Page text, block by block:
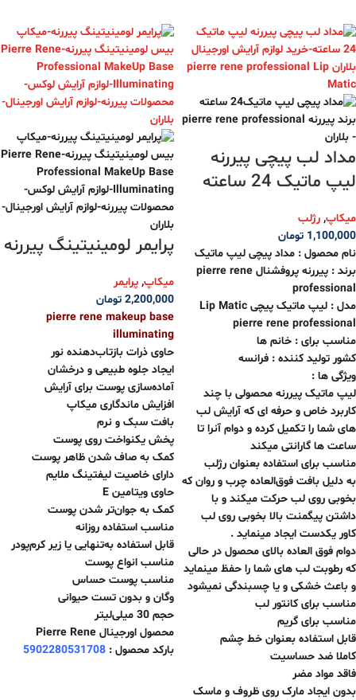
مداد لب پیچی پیررنه
لیپ ماتیک 24 ساعته
میکاپ, رژلب
1,100,000 تومان
نام محصول : مداد پیچی لیپ ماتیک
برند : پیررنه پروفشنال pierre rene
professional
مدل : لیپ ماتیک پیچی Lip Matic
pierre rene professional
مناسب برای : خانم ها
کشور تولید کننده : فرانسه
ویژگی ها :
لیپ ماتیک پیررنه محصولی با چند
کاربرد خاص و حرفه ای که آرایش لب
های شما را تکمیل کرده و دوام آنرا تا
ساعت ها گارانتی میکند
مناسب برای استفاده بعنوان رژلب
به دلیل بافت فوق‌العاده چرب و روان که
بخوبی روی لب حرکت میکند و با
داشتن پیگمنت بالا بخوبی روی لب
کاور یکدست ایجاد مینماید .
دوام فوق العاده بالای محصول در حالی
که رطوبت لب های شما را حفظ مینماید
و باعث خشکی و یا چسبندگی نمیشود
مناسب برای کانتور لب
مناسب برای گریم
قابل استفاده بعنوان خط چشم
کاملا ضد حساسیت
فاقد مواد مضر
بدون ایجاد مارک روی ظروف و ماسک
پرایمر لومینیتینگ پیررنه
میکاپ, پرایمر
2,200,000 تومان
pierre rene makeup base
illuminating
حاوی ذرات بازتاب‌دهنده نور
ایجاد جلوه طبیعی و درخشان
آماده‌سازی پوست برای آرایش
افزایش ماندگاری میکاپ
بافت سبک و نرم
پخش یکنواخت روی پوست
کمک به صاف شدن ظاهر پوست
دارای خاصیت لیفتینگ ملایم
حاوی ویتامین E
کمک به جوان‌تر شدن پوست
مناسب استفاده روزانه
قابل استفاده به‌تنهایی یا زیر کرم‌پودر
مناسب انواع پوست
مناسب پوست حساس
وگان و بدون تست حیوانی
حجم 30 میلی‌لیتر
محصول اورجینال Pierre Rene
بارکد محصول : 5902280531708